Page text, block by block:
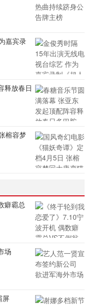
嘉宾录
释放春日
榕容梦
癖霸总
场
屏